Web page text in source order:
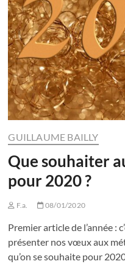
GUILLAUME BAILLY
Que souhaiter
pour 2020 ?
F.a. 08/01/2020
Premier article de l’année :
présenter nos vœux aux
qu’on se souhaite pour